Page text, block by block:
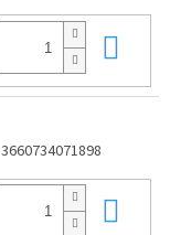
3660734071898